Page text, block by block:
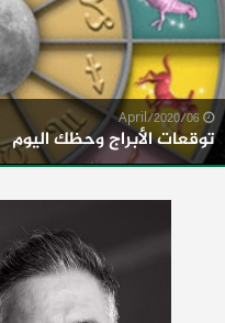
توقعات الأبراج وحظك اليوم